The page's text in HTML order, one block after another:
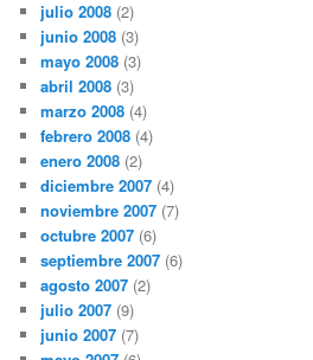
julio 2008 (2)
junio 2008 (3)
mayo 2008 (3)
abril 2008 (3)
marzo 2008 (4)
febrero 2008 (4)
enero 2008 (2)
diciembre 2007 (4)
noviembre 2007 (7)
octubre 2007 (6)
septiembre 2007 (6)
agosto 2007 (2)
julio 2007 (9)
junio 2007 (7)